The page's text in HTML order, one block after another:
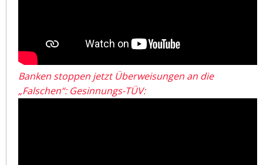
Banken stoppen jetzt Überweisungen an die
„Falschen“: Gesinnungs-TÜV: